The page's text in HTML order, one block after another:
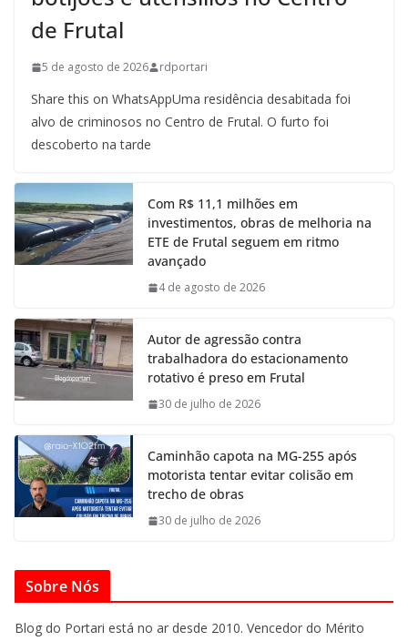
de Frutal
5 de agosto de 2026 rdportari
Share this on WhatsAppUma residência desabitada foi
alvo de criminosos no Centro de Frutal. O furto foi
descoberto na tarde
Com R$ 11,1 milhões em
investimentos, obras de melhoria na
ETE de Frutal seguem em ritmo
avançado
4 de agosto de 2026
Autor de agressão contra
trabalhadora do estacionamento
rotativo é preso em Frutal
30 de julho de 2026
Caminhão capota na MG-255 após
motorista tentar evitar colisão em
trecho de obras
30 de julho de 2026
Sobre Nós
Blog do Portari está no ar desde 2010. Vencedor do Mérito